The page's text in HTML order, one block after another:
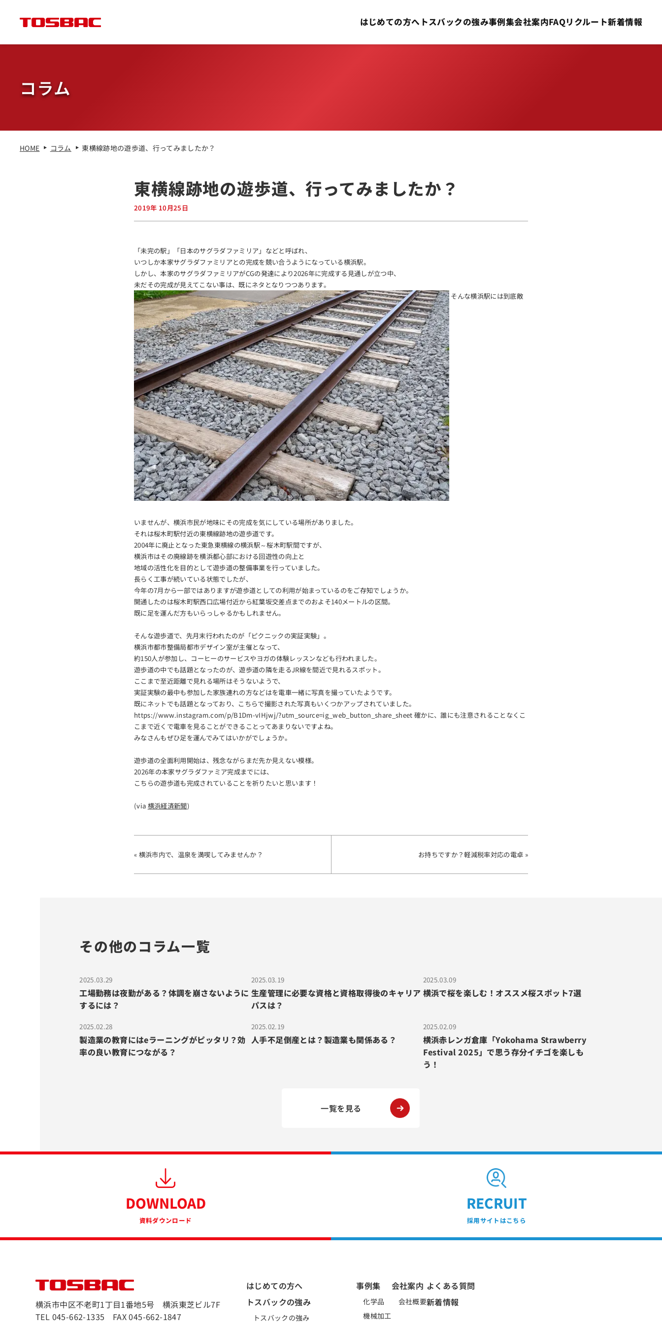
はじめての方へ トスバックの強み事例集会社案内FAQリクルート新着情報
コラム
HOME コラム 東横線跡地の遊歩道、行ってみましたか？
東横線跡地の遊歩道、行ってみましたか？
2019年 10月25日
「未完の駅」「日本のサグラダファミリア」などと呼ばれ、
いつしか本家サグラダファミリアとの完成を競い合うようになっている横浜駅。
しかし、本家のサグラダファミリアがCGの発達により2026年に完成する見通しが立つ中、
未だその完成が見えてこない事は、既にネタとなりつつあります。
そんな横浜駅には到底敵
いませんが、横浜市民が地味にその完成を気にしている場所がありました。
それは桜木町駅付近の東横線跡地の遊歩道です。
2004年に廃止となった東急東横線の横浜駅～桜木町駅間ですが、
横浜市はその廃線跡を横浜都心部における回遊性の向上と
地域の活性化を目的として遊歩道の整備事業を行っていました。
長らく工事が続いている状態でしたが、
今年の7月から一部ではありますが遊歩道としての利用が始まっているのをご存知でしょうか。
開通したのは桜木町駅西口広場付近から紅葉坂交差点までのおよそ140メートルの区間。
既に足を運んだ方もいらっしゃるかもしれません。
そんな遊歩道で、先月末行われたのが「ピクニックの実証実験」。
横浜市都市整備局都市デザイン室が主催となって、
約150人が参加し、コーヒーのサービスやヨガの体験レッスンなども行われました。
遊歩道の中でも話題となったのが、遊歩道の隣を走るJR線を間近で見れるスポット。
ここまで至近距離で見れる場所はそうないようで、
実証実験の最中も参加した家族連れの方などはを電車一緒に写真を撮っていたようです。
既にネットでも話題となっており、こちらで撮影された写真もいくつかアップされていました。
https://www.instagram.com/p/B1Dm-vIHjwj/?utm_source=ig_web_button_share_sheet 確かに、誰にも注意されることなくこ
こまで近くで電車を見ることができることってあまりないですよね。
みなさんもぜひ足を運んでみてはいかがでしょうか。
遊歩道の全面利用開始は、残念ながらまだ先か見えない模様。
2026年の本家サグラダファミア完成までには、
こちらの遊歩道も完成されていることを祈りたいと思います！
(via 横浜経済新聞)
お持ちですか？軽減税率対応の電卓 »
« 横浜市内で、温泉を満喫してみませんか？
その他のコラム一覧
2025.03.29
工場勤務は夜勤がある？体調を崩さないように
するには？
2025.03.19
生産管理に必要な資格と資格取得後のキャリア
パスは？
2025.03.09
横浜で桜を楽しむ！オススメ桜スポット7選
2025.02.28
製造業の教育にはeラーニングがピッタリ？効
率の良い教育につながる？
2025.02.19
人手不足倒産とは？製造業も関係ある？
2025.02.09
横浜赤レンガ倉庫「Yokohama Strawberry
Festival 2025」で思う存分イチゴを楽しも
う！
一覧を見る
DOWNLOAD
資料ダウンロード
RECRUIT
採用サイトはこちら
横浜市中区不老町1丁目1番地5号 横浜東芝ビル7F
TEL 045-662-1335 FAX 045-662-1847
はじめての方へ
トスバックの強み
トスバックの強み
事例集
化学品
機械加工
会社案内
会社概要
よくある質問
新着情報